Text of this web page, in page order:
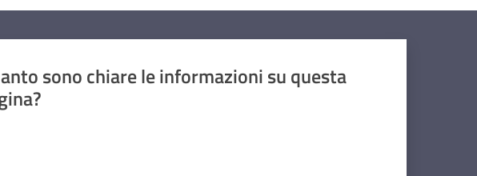
sono chiare le informazioni su questa